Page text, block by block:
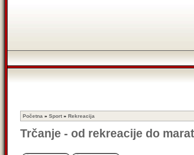
Početna » Sport » Rekreacija
Trčanje - od rekreacije do